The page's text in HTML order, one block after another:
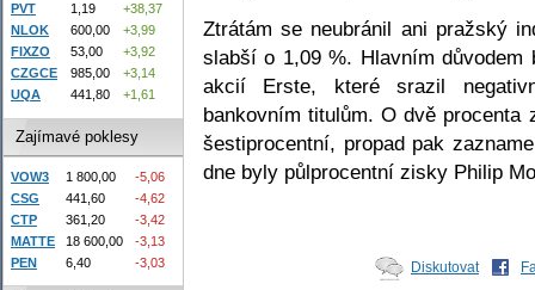
Ztrátám se neubránil ani pražský
slabší o 1,09 %. Hlavním
akcií Erste, které srazil
bankovním titulům. O dvě
šestiprocentní, propad pak
dne byly půlprocentní zisky Philip
Diskutovat
PVT 1,19
+38,37
NLOK
600,00
+3,99
FIXZO
53,00
+3,92
CZGCE
985,00
+3,14
UQA
441,80 +1,61
Zajímavé poklesy
VOW3 1 800,00
-5,06
CSG
441,60
-4,62
CTP
361,20
-3,42
MATTE
18 600,00
-3,13
PEN
6,40 -3,03